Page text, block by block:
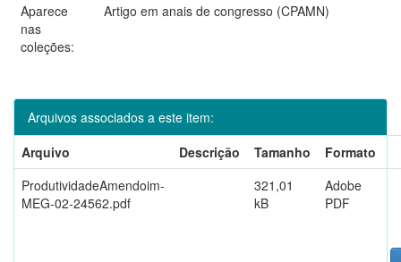
Aparece
nas
coleções:
Artigo em anais de congresso (CPAMN)
Arquivos associados a este item:
Arquivo
Descrição Tamanho
Formato
ProdutividadeAmendoim-
MEG-02-24562.pdf
321,01
kB
Adobe
PDF